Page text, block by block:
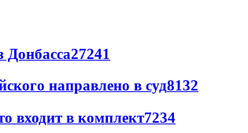
Донбасса27241
направлено в суд8132
входит в комплект7234